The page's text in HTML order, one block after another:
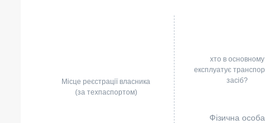
Місце реєстрації власника
(за техпаспортом)
хто в основному
експлуатує
засіб?
Фізична особа